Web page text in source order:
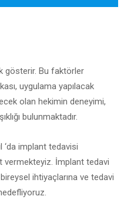
gösterir. Bu faktörler
uygulama yapılacak
olan hekimin deneyimi,
bulunmaktadır.
‘da implant tedavisi
vermekteyiz. İmplant tedavi
bireysel ihtiyaçlarına ve tedavi